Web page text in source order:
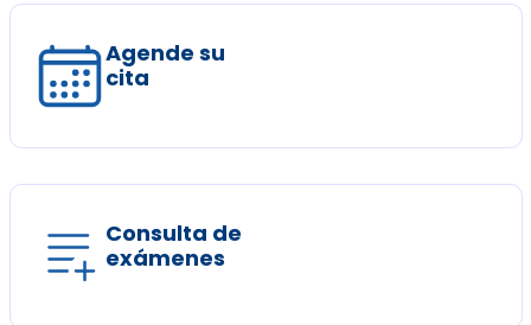
Agende su
cita
Consulta de
exámenes